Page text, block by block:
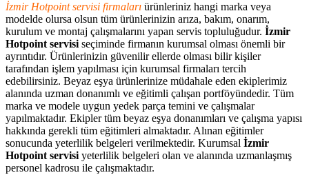
İzmir Hotpoint servisi firmaları ürünleriniz hangi marka veya
modelde olursa olsun tüm ürünlerinizin arıza, bakım, onarım,
kurulum ve montaj çalışmalarını yapan servis topluluğudur. İzmir
Hotpoint servisi seçiminde firmanın kurumsal olması önemli bir
ayrıntıdır. Ürünlerinizin güvenilir ellerde olması bilir kişiler
tarafından işlem yapılması için kurumsal firmaları tercih
edebilirsiniz. Beyaz eşya ürünlerinize müdahale eden ekiplerimiz
alanında uzman donanımlı ve eğitimli çalışan portföyündedir. Tüm
marka ve modele uygun yedek parça temini ve çalışmalar
yapılmaktadır. Ekipler tüm beyaz eşya donanımları ve çalışma yapısı
hakkında gerekli tüm eğitimleri almaktadır. Alınan eğitimler
sonucunda yeterlilik belgeleri verilmektedir. Kurumsal İzmir
Hotpoint servisi yeterlilik belgeleri olan ve alanında uzmanlaşmış
personel kadrosu ile çalışmaktadır.